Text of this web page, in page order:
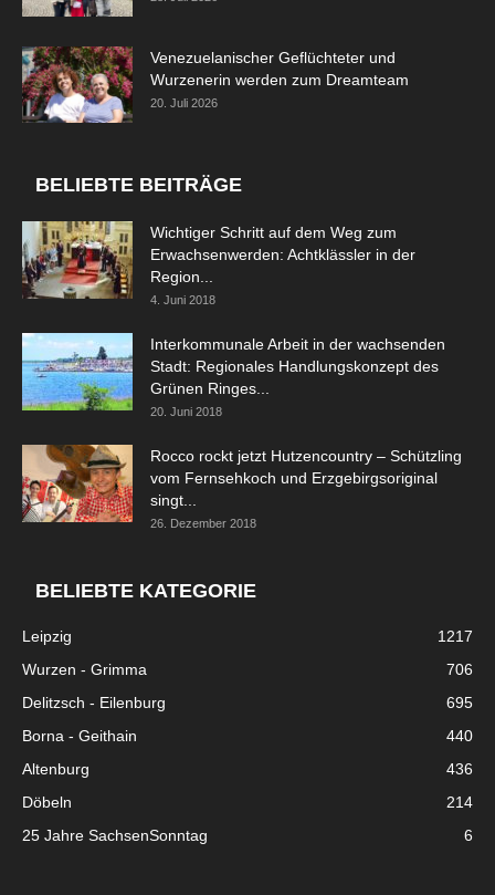
Venezuelanischer Geflüchteter und
Wurzenerin werden zum Dreamteam
20. Juli 2026
BELIEBTE BEITRÄGE
Wichtiger Schritt auf dem Weg zum
Erwachsenwerden: Achtklässler in der
Region...
4. Juni 2018
Interkommunale Arbeit in der wachsenden
Stadt: Regionales Handlungskonzept des
Grünen Ringes...
20. Juni 2018
Rocco rockt jetzt Hutzencountry – Schützling
vom Fernsehkoch und Erzgebirgsoriginal
singt...
26. Dezember 2018
BELIEBTE KATEGORIE
Leipzig
1217
Wurzen - Grimma
706
Delitzsch - Eilenburg
695
Borna - Geithain
440
Altenburg
436
Döbeln
214
25 Jahre SachsenSonntag
6